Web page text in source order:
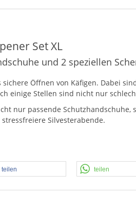
Set XL
und 2 speziellen
Öffnen von Käfigen. Dabei
einige Stellen sind nicht nur
nur passende
Silvesterabende.
teilen teilen